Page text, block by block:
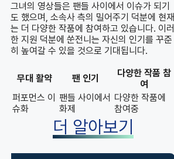
그녀의 영상들은 팬들 사이에서 이슈가 되기
도 했으며, 소속사 측의 밀어주기 덕분에 현재
는 더 다양한 작품에 참여하고 있습니다. 이러
한 지원 덕분에 쑨전니는 자신의 인기를 꾸준
히 높여갈 수 있을 것으로 기대됩니다.
무대 활약 팬 인기
다양한 작품 참
여
퍼포먼스 이
슈화
팬들 사이에서
화제
다양한 작품에
참여중
더 알아보기